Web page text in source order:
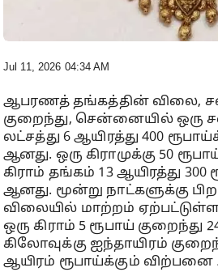
Jul 11, 2026 04:34 AM
ஆபரணத் தங்கத்தின் விலை,
குறைந்து, சென்னையில் ஒரு
லட்சத்து 6 ஆயிரத்து 400
ஆனது. ஒரு கிராமுக்கு 50
கிராம் தங்கம் 13 ஆயிரத்து
ஆனது. மூன்று நாட்களுக்கு
விலையில் மாற்றம்
ஒரு கிராம் 5 ரூபாய் குறைந்து
கிலோவுக்கு ஐந்தாயிரம்
ஆயிரம் ரூபாய்க்கும்